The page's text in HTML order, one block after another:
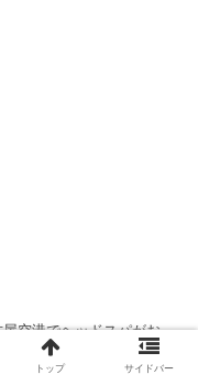
空港でヘッドスパがお
選
トップ サイドバー